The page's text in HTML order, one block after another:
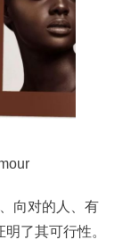
向对的人、有
了其可行性。